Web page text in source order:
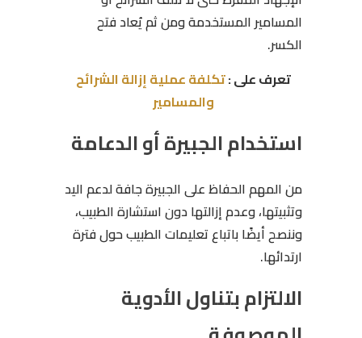
المسامير المستخدمة ومن ثم يُعاد فتح
الكسر.
تعرف على :تكلفة عملية إزالة الشرائح
والمسامير
استخدام الجبيرة أو الدعامة
من المهم الحفاظ على الجبيرة جافة لدعم اليد
وتثبيتها، وعدم إزالتها دون استشارة الطبيب،
وننصح أيضًا باتباع تعليمات الطبيب حول فترة
ارتدائها.
الالتزام بتناول الأدوية